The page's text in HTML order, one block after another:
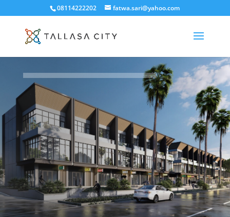
08114222202 fatwa.sari@yahoo.com